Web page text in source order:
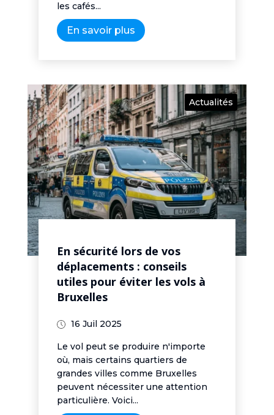
les cafés...
En savoir plus
Actualités
En sécurité lors de vos
déplacements : conseils
utiles pour éviter les vols à
Bruxelles
16 Juil 2025
Le vol peut se produire n'importe
où, mais certains quartiers de
grandes villes comme Bruxelles
peuvent nécessiter une attention
particulière. Voici...